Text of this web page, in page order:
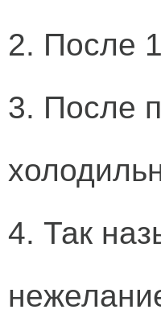
2. После
3. После
4. Так